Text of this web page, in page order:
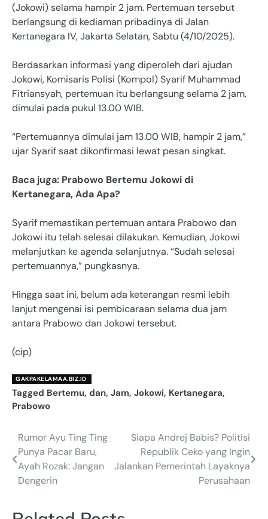
(Jokowi) selama hampir 2 jam. Pertemuan tersebut
berlangsung di kediaman pribadinya di Jalan
Kertanegara IV, Jakarta Selatan, Sabtu (4/10/2025).
Berdasarkan informasi yang diperoleh dari ajudan
Jokowi, Komisaris Polisi (Kompol) Syarif Muhammad
Fitriansyah, pertemuan itu berlangsung selama 2 jam,
dimulai pada pukul 13.00 WIB.
“Pertemuannya dimulai jam 13.00 WIB, hampir 2 jam,”
ujar Syarif saat dikonfirmasi lewat pesan singkat.
Baca juga: Prabowo Bertemu Jokowi di
Kertanegara, Ada Apa?
Syarif memastikan pertemuan antara Prabowo dan
Jokowi itu telah selesai dilakukan. Kemudian, Jokowi
melanjutkan ke agenda selanjutnya. “Sudah selesai
pertemuannya,” pungkasnya.
Hingga saat ini, belum ada keterangan resmi lebih
lanjut mengenai isi pembicaraan selama dua jam
antara Prabowo dan Jokowi tersebut.
(cip)
GAKPAKELAMAA.BIZ.ID
Tagged Bertemu, dan, Jam, Jokowi, Kertanegara,
Prabowo
Navigasi
pos
Rumor Ayu Ting Ting
Punya Pacar Baru,
Ayah Rozak: Jangan
Dengerin
Siapa Andrej Babis? Politisi
Republik Ceko yang Ingin
Jalankan Pemerintah Layaknya
Perusahaan